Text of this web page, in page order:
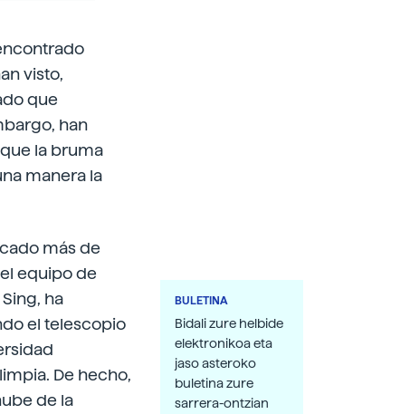
visto,
que
han
la bruma
manera la
más de
equipo de
ha
el telescopio
De hecho,
de la
BULETINA
Bidali zure helbide
elektronikoa eta
jaso asteroko
buletina zure
sarrera-ontzian